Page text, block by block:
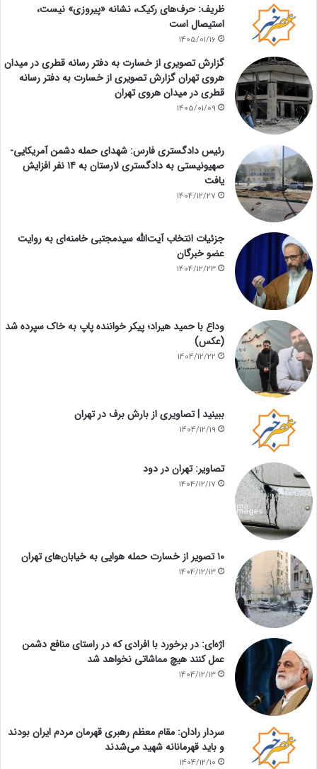
ظریف: حرف‌های رکیک، نشانه «پیروزی» نیست،
استیصال است
1405/01/16
گزارش تصویری از خسارت به دفتر رسانه قطری در میدان
هروی تهران گزارش تصویری از خسارت به دفتر رسانه
قطری در میدان هروی تهران
1405/01/09
رئیس دادگستری فارس: شهدای حمله دشمن آمریکایی-
صهیونیستی به دادگستری لارستان به ۱۴ نفر افزایش
یافت
1404/12/27
جزئیات انتخاب آیت‌الله سیدمجتبی خامنه‌ای به روایت
عضو خبرگان
1404/12/23
وداع با حمید هیراد؛ پیکر خواننده پاپ به خاک سپرده شد
(عکس)
1404/12/22
ببینید | تصاویری از بارش برف در تهران
1404/12/19
تصاویر: تهران در دود
1404/12/17
۱۰ تصویر از خسارت حمله هوایی به خیابان‌های تهران
1404/12/13
اژه‌ای: در برخورد با افرادی که در راستای منافع دشمن
عمل کنند هیچ مماشاتی نخواهد شد
1404/12/13
سردار رادان: مقام معظم رهبری قهرمان مردم ایران بودند
و باید قهرمانانه شهید می‌شدند
1404/12/10